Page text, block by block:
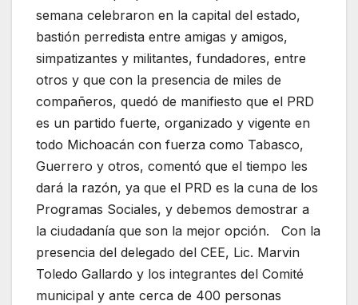
semana celebraron en la capital del estado,
bastión perredista entre amigas y amigos,
simpatizantes y militantes, fundadores, entre
otros y que con la presencia de miles de
compañeros, quedó de manifiesto que el PRD
es un partido fuerte, organizado y vigente en
todo Michoacán con fuerza como Tabasco,
Guerrero y otros, comentó que el tiempo les
dará la razón, ya que el PRD es la cuna de los
Programas Sociales, y debemos demostrar a
la ciudadanía que son la mejor opción. Con la
presencia del delegado del CEE, Lic. Marvin
Toledo Gallardo y los integrantes del Comité
municipal y ante cerca de 400 personas